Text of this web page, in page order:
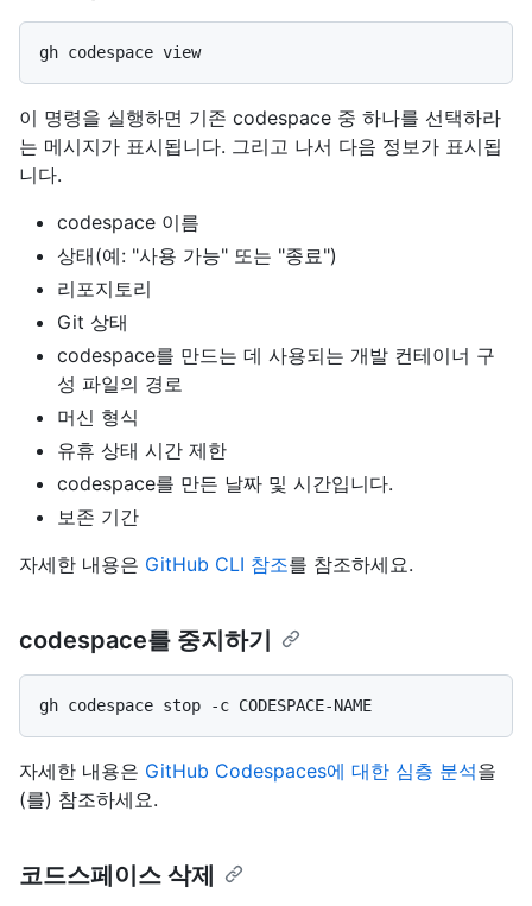
이 명령을 실행하면 기존 codespace 중 하나를 선택하라
는 메시지가 표시됩니다. 그리고 나서 다음 정보가 표시됩
니다.
codespace 이름
상태(예: "사용 가능" 또는 "종료")
리포지토리
Git 상태
codespace를 만드는 데 사용되는 개발 컨테이너 구
성 파일의 경로
머신 형식
유휴 상태 시간 제한
codespace를 만든 날짜 및 시간입니다.
보존 기간
자세한 내용은 GitHub CLI 참조를 참조하세요.
codespace를 중지하기
자세한 내용은 GitHub Codespaces에 대한 심층 분석을
(를) 참조하세요.
코드스페이스 삭제